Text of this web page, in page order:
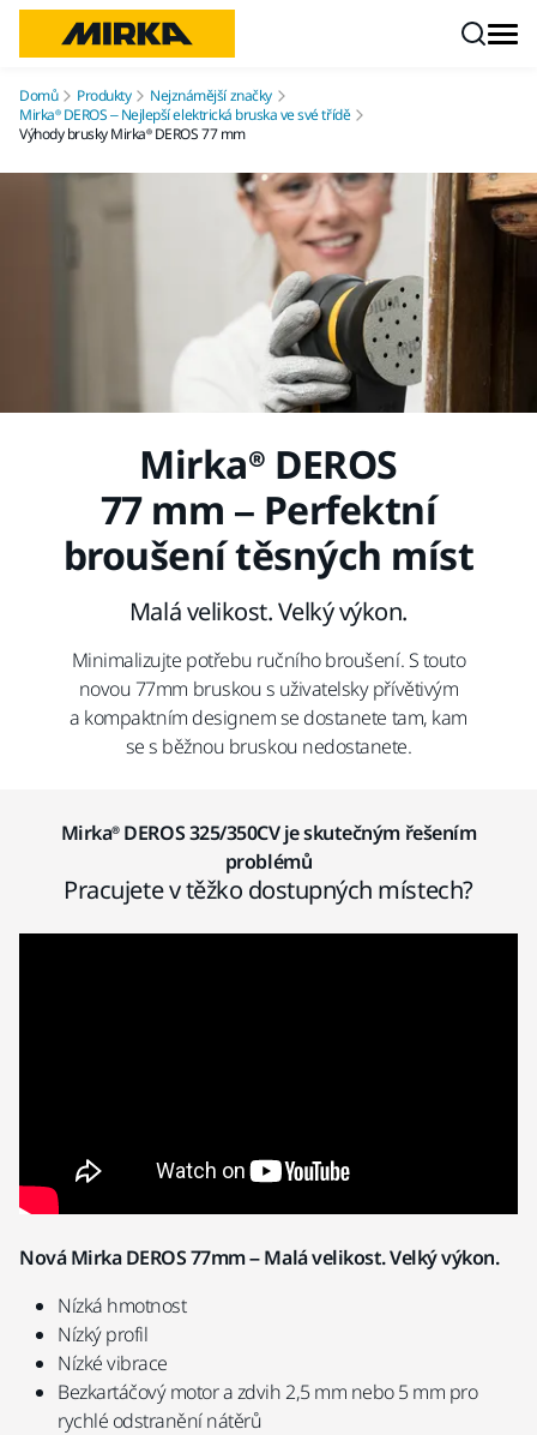
Domů Produkty
Nejznámější značky
Mirka® DEROS – Nejlepší elektrická bruska ve své třídě
Výhody brusky Mirka® DEROS 77 mm
Mirka® DEROS
77 mm – Perfektní
broušení těsných míst
Malá velikost. Velký výkon.
Minimalizujte potřebu ručního broušení. S touto
novou 77mm bruskou s uživatelsky přívětivým
a kompaktním designem se dostanete tam, kam
se s běžnou bruskou nedostanete.
Mirka® DEROS 325/350CV je skutečným řešením
problémů
Pracujete v těžko dostupných místech?
Nová Mirka DEROS 77mm – Malá velikost. Velký výkon.
Nízká hmotnost
Nízký profil
Nízké vibrace
Bezkartáčový motor a zdvih 2,5 mm nebo 5 mm pro
rychlé odstranění nátěrů